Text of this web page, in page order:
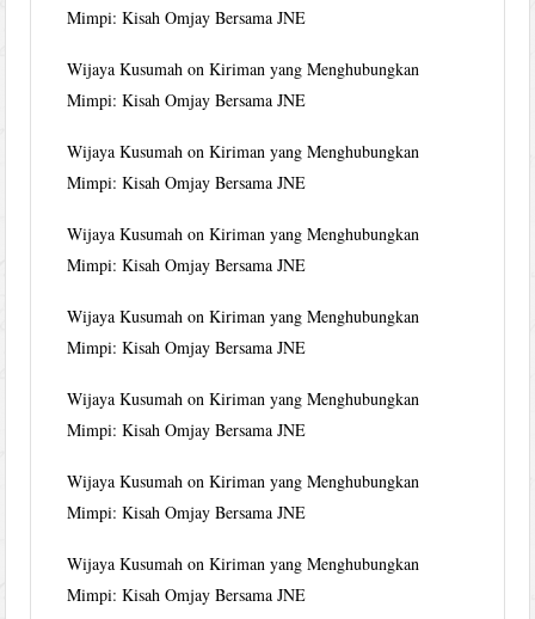
Mimpi: Kisah Omjay Bersama JNE
Wijaya Kusumah onKiriman yang Menghubungkan
Mimpi: Kisah Omjay Bersama JNE
Wijaya Kusumah onKiriman yang Menghubungkan
Mimpi: Kisah Omjay Bersama JNE
Wijaya Kusumah onKiriman yang Menghubungkan
Mimpi: Kisah Omjay Bersama JNE
Wijaya Kusumah onKiriman yang Menghubungkan
Mimpi: Kisah Omjay Bersama JNE
Wijaya Kusumah onKiriman yang Menghubungkan
Mimpi: Kisah Omjay Bersama JNE
Wijaya Kusumah onKiriman yang Menghubungkan
Mimpi: Kisah Omjay Bersama JNE
Wijaya Kusumah onKiriman yang Menghubungkan
Mimpi: Kisah Omjay Bersama JNE